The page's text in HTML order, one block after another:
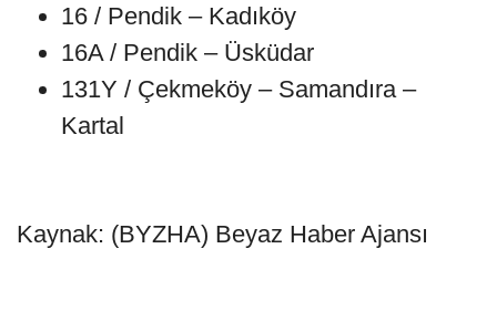
16 / Pendik – Kadıköy
16A / Pendik – Üsküdar
131Y / Çekmeköy – Samandıra –
Kartal
Kaynak: (BYZHA) Beyaz Haber Ajansı